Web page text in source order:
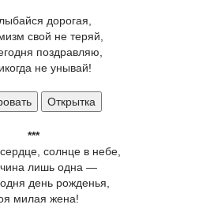
дорогая,
свой не теряй,
поздравляю,
не унывай!
Открытка
***
солнце в небе,
лишь одна —
день рожденья,
милая жена!